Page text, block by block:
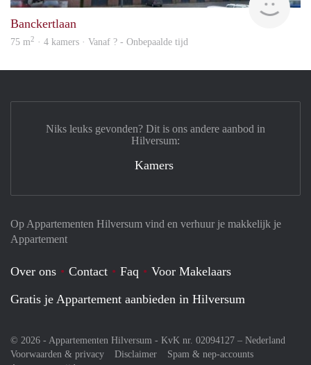
Banckertlaan
75 m2 · 4 kamers · Vanaf ? - Onbepaalde tijd
Op Appartementen Hilversum vind en verhuur je makkelijk je
Appartement
Over ons Contact Faq
Voor Makelaars
Gratis je Appartement aanbieden in Hilversum
© 2026 - Appartementen Hilversum - KvK nr. 02094127 – Nederland
Voorwaarden & privacy
Disclaimer
Spam & nep-accounts
Niks leuks gevonden? Dit is ons andere aanbod in
Hilversum:
Kamers